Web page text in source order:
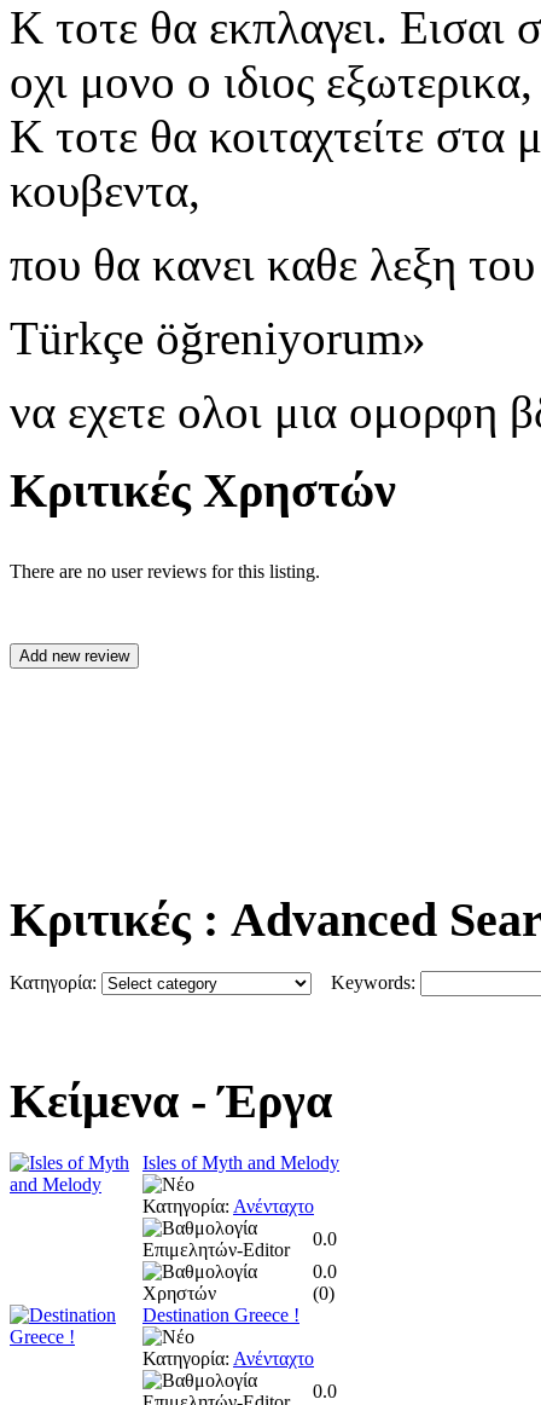
Κ τοτε θα εκπλαγει. Εισαι
οχι μονο ο ιδιος
Κ τοτε θα κοιταχτείτε στα
κουβεντα,
που θα κανει καθε λεξη
Türkçe öğreniyorum»
να εχετε ολοι μια ομορφη
Κριτικές Χρηστών
There are no user reviews for this listing.
Κριτικές : Advanced
Κατηγορία: Keywords:
Κείμενα - Έργα
Isles of Myth and Melody
Κατηγορία: Ανένταχτο
0.0
0.0
(0)
Destination Greece !
Κατηγορία: Ανένταχτο
0.0